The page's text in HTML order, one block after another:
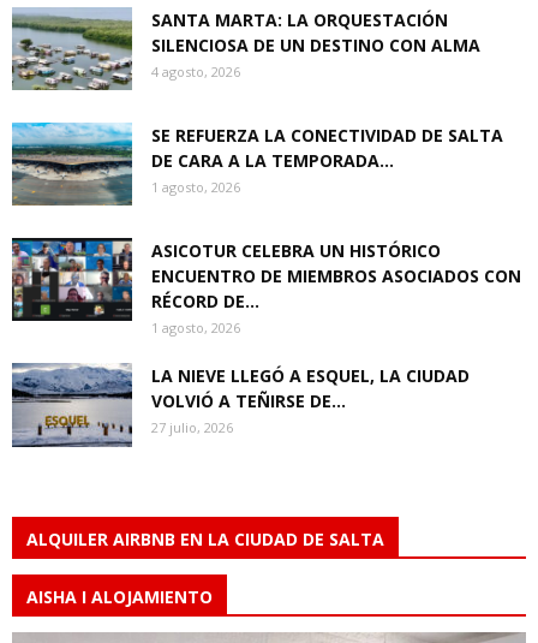
SANTA MARTA: LA ORQUESTACIÓN
SILENCIOSA DE UN DESTINO CON ALMA
4 agosto, 2026
SE REFUERZA LA CONECTIVIDAD DE SALTA
DE CARA A LA TEMPORADA...
1 agosto, 2026
ASICOTUR CELEBRA UN HISTÓRICO
ENCUENTRO DE MIEMBROS ASOCIADOS CON
RÉCORD DE...
1 agosto, 2026
LA NIEVE LLEGÓ A ESQUEL, LA CIUDAD
VOLVIÓ A TEÑIRSE DE...
27 julio, 2026
ALQUILER AIRBNB EN LA CIUDAD DE SALTA
AISHA I ALOJAMIENTO